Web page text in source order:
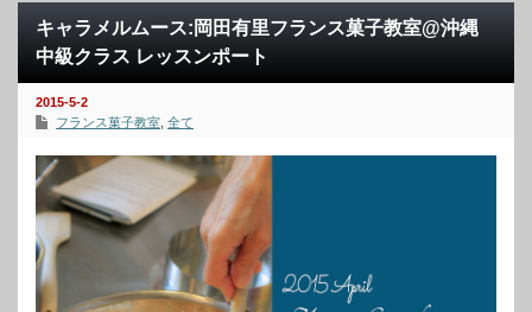
キャラメルムース:岡田有里フランス菓子教室@沖縄
中級クラス レッスンポート
2015-5-2
フランス菓子教室 全て